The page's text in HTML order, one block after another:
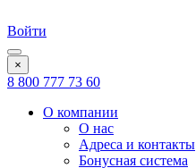
Войти
×
8 800 777 73 60
О компании
О нас
Адреса и контакты
Бонусная система